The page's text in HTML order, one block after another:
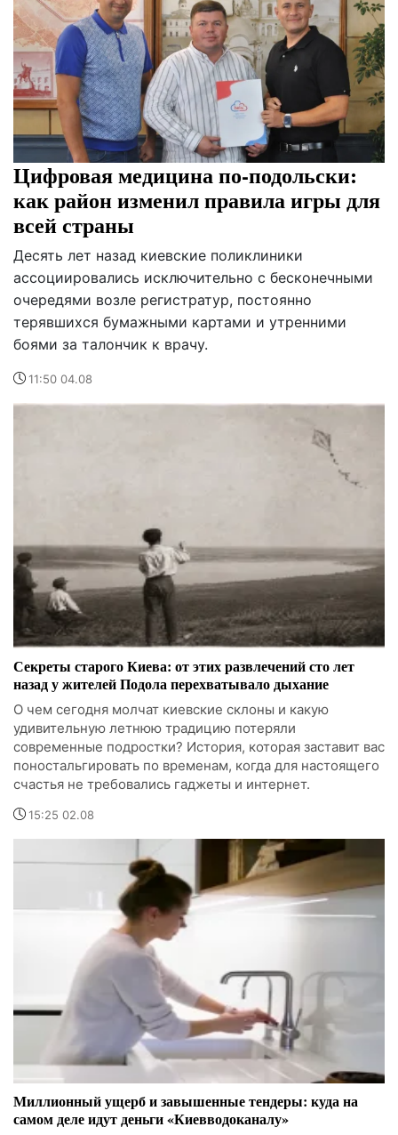
Цифровая медицина по-подольски:
как район изменил правила игры для
всей страны
Десять лет назад киевские поликлиники
ассоциировались исключительно с бесконечными
очередями возле регистратур, постоянно
терявшихся бумажными картами и утренними
боями за талончик к врачу.
11:50 04.08
Секреты старого Киева: от этих развлечений сто лет
назад у жителей Подола перехватывало дыхание
О чем сегодня молчат киевские склоны и какую
удивительную летнюю традицию потеряли
современные подростки? История, которая заставит вас
поностальгировать по временам, когда для настоящего
счастья не требовались гаджеты и интернет.
15:25 02.08
Миллионный ущерб и завышенные тендеры: куда на
самом деле идут деньги «Киевводоканалу»